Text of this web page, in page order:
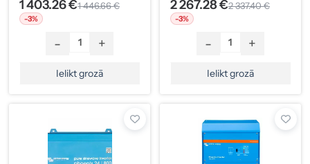
1 403.26 €1 446.66 €
-3%
- +
Ielikt grozā
2 267.28 €2 337.40 €
-3%
- +
Ielikt grozā